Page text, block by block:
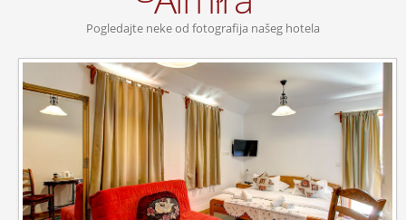
Pogledajte neke od fotografija našeg hotela